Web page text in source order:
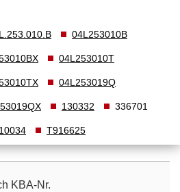
04L253010B
04L253010T
04L253019Q
130332 336701
T916625
KBA-Nr.